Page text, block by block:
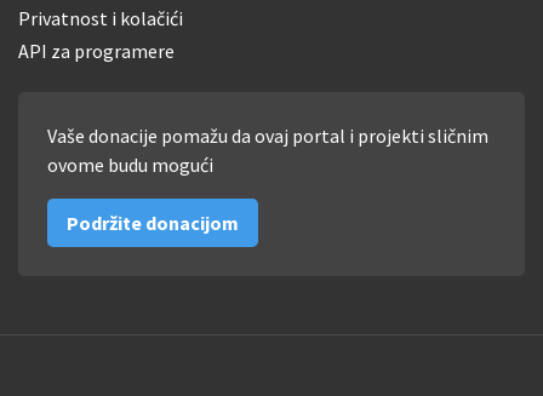
Privatnost i kolačići
API za programere
Vaše donacije pomažu da ovaj portal i projekti sličnim
ovome budu mogući
Podržite donacijom